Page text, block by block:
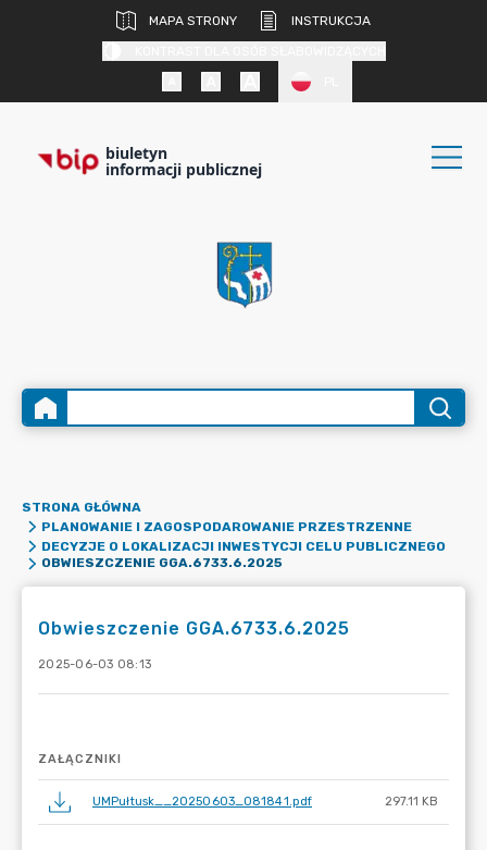
MAPA STRONY
INSTRUKCJA
biuletyn
informacji publicznej
STRONA GŁÓWNA
PLANOWANIE I ZAGOSPODAROWANIE PRZESTRZENNE
DECYZJE O LOKALIZACJI INWESTYCJI CELU PUBLICZNEGO
OBWIESZCZENIE GGA.6733.6.2025
Obwieszczenie GGA.6733.6.2025
2025-06-03 08:13
ZAŁĄCZNIKI
UMPułtusk__20250603_081841.pdf 297.11 KB